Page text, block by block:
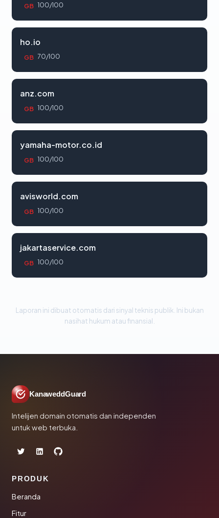
GB 100/100
ho.io
GB 70/100
anz.com
GB 100/100
yamaha-motor.co.id
GB 100/100
avisworld.com
GB 100/100
jakartaservice.com
GB 100/100
Laporan ini dibuat otomatis dari sinyal teknis publik. Ini bukan
nasihat hukum atau finansial.
KanaweddGuard
Intelijen domain otomatis dan independen
untuk web terbuka.
PRODUK
Beranda
Fitur